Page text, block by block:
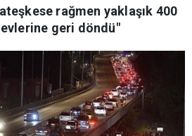
rağmen yaklaşık 400
geri döndü"